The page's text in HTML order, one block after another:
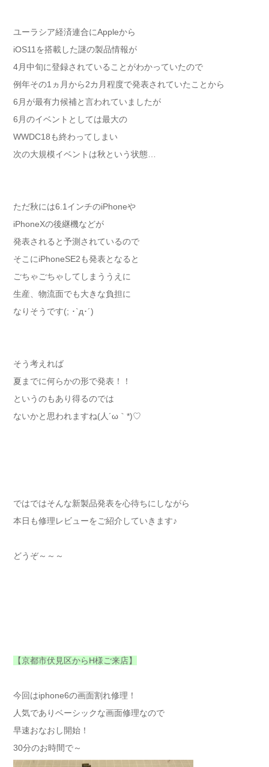
ユーラシア経済連合にAppleから
iOS11を搭載した謎の製品情報が
4月中旬に登録されていることがわかっていたので
例年その1ヵ月から2カ月程度で発表されていたことから
6月が最有力候補と言われていましたが
6月のイベントとしては最大の
WWDC18も終わってしまい
次の大規模イベントは秋という状態…
ただ秋には6.1インチのiPhoneや
iPhoneXの後継機などが
発表されると予測されているので
そこにiPhoneSE2も発表となると
ごちゃごちゃしてしまううえに
生産、物流面でも大きな負担に
なりそうです(; ･`д･´)
そう考えれば
夏までに何らかの形で発表！！
というのもあり得るのでは
ないかと思われますね(人´ω｀*)♡
ではではそんな新製品発表を心待ちにしながら
本日も修理レビューをご紹介していきます♪
どうぞ～～～
【京都市伏見区からH様ご来店】
今回はiphone6の画面割れ修理！
人気でありベーシックな画面修理なので
早速おなおし開始！
30分のお時間で～